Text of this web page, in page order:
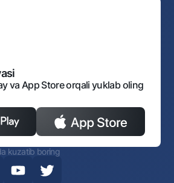
qayta ishlashga rozilik berish
galereyasi
loyihalarini muhokama qilish
Tashqi Iqtisodiy Faoliyat Milliy
rejimi
komplaens
va App Store orqali yuklab oling
kuzatib boring